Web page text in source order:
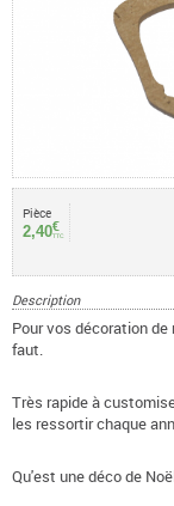
Pièce
2,40€
TTC
Description
Pour vos décoration
faut.
Très rapide à
les ressortir chaque
Qu'est une déco de